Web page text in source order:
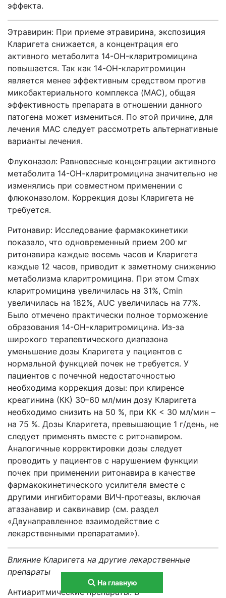
эффекта.
Этравирин: При приеме этравирина, экспозиция
Кларигета снижается, а концентрация его
активного метаболита 14-OH-кларитромицина
повышается. Так как 14-OH-кларитромицин
является менее эффективным средством против
микобактериального комплекса (MAC), общая
эффективность препарата в отношении данного
патогена может измениться. По этой причине, для
лечения MAC следует рассмотреть альтернативные
варианты лечения.
Флуконазол: Равновесные концентрации активного
метаболита 14-ОН-кларитромицина значительно не
изменялись при совместном применении с
флюконазолом. Коррекция дозы Кларигета не
требуется.
Ритонавир: Исследование фармакокинетики
показало, что одновременный прием 200 мг
ритонавира каждые восемь часов и Кларигета
каждые 12 часов, приводит к заметному снижению
метаболизма кларитромицина. При этом Cmax
кларитромицина увеличилась на 31%, Cmin
увеличилась на 182%, AUC увеличилась на 77%.
Было отмечено практически полное торможение
образования 14-OH-кларитромицина. Из-за
широкого терапевтического диапазона
уменьшение дозы Кларигета у пациентов с
нормальной функцией почек не требуется. У
пациентов с почечной недостаточностью
необходима коррекция дозы: при клиренсе
креатинина (КК) 30–60 мл/мин дозу Кларигета
необходимо снизить на 50 %, при КК < 30 мл/мин –
на 75 %. Дозы Кларигета, превышающие 1 г/день, не
следует применять вместе с ритонавиром.
Аналогичные корректировки дозы следует
проводить у пациентов с нарушением функции
почек при применении ритонавира в качестве
фармакокинетического усилителя вместе с
другими ингибиторами ВИЧ-протеазы, включая
атазанавир и саквинавир (см. раздел
«Двунаправленное взаимодействие с
лекарственными препаратами»).
Влияние Кларигета на другие лекарственные
препараты
Антиаритмические препараты. В
На главную